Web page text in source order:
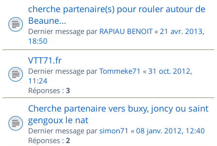
cherche partenaire(s) pour rouler autour de
Beaune...
Dernier message par RAPIAU BENOIT« 21 avr. 2013,
18:50
VTT71.fr
Dernier message par Tommeke71 « 31 oct. 2012,
11:24
Réponses : 3
Cherche partenaire vers buxy, joncy ou saint
gengoux le nat
Dernier message par simon71 « 08 janv. 2012, 12:40
Réponses : 2